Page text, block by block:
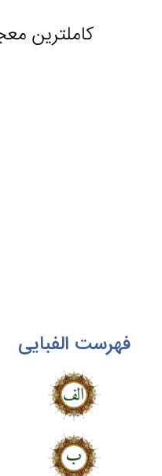
کاملترین
فهرست الفبایی